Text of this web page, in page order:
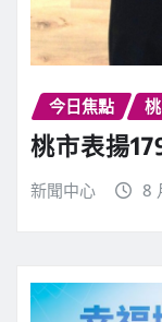
今日焦點
桃市表揚
新聞中心 8